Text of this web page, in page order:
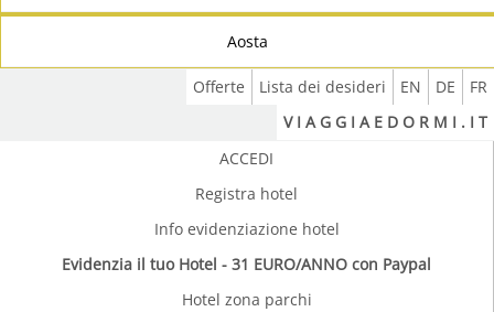
Aosta
FR
DE
EN
Lista dei desideri
Offerte
V I A G G I A E D O R M I . I T
ACCEDI
Registra hotel
Info evidenziazione hotel
Evidenzia il tuo Hotel - 31 EURO/ANNO con Paypal
Hotel zona parchi